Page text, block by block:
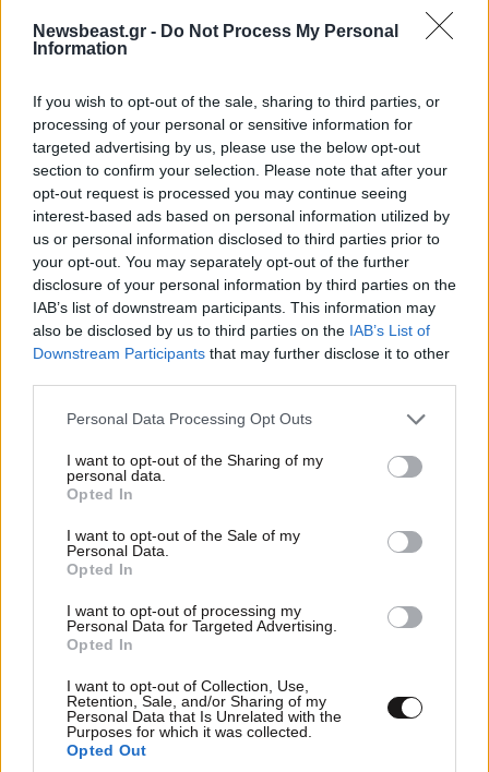
Newsbeast.gr - Do Not Process My Personal
Information
If you wish to opt-out of the sale, sharing to third parties, or
processing of your personal or sensitive information for
targeted advertising by us, please use the below opt-out
section to confirm your selection. Please note that after your
opt-out request is processed you may continue seeing
interest-based ads based on personal information utilized by
us or personal information disclosed to third parties prior to
your opt-out. You may separately opt-out of the further
disclosure of your personal information by third parties on the
IAB’s list of downstream participants. This information may
also be disclosed by us to third parties on the IAB’s List of
Downstream Participants that may further disclose it to other
Please note that this website/app uses one or more Google
not limited to your visit or usage behaviour. You may click to
grant or deny consent to Google and its third-party tags to
use your data for below specified purposes in below Google
consent section.
Personal Data Processing Opt Outs
I want to opt-out of the Sharing of my
personal data.
Opted In
I want to opt-out of the Sale of my
Personal Data.
Opted In
I want to opt-out of processing my
Personal Data for Targeted Advertising.
Opted In
I want to opt-out of Collection, Use,
Retention, Sale, and/or Sharing of my
Personal Data that Is Unrelated with the
Purposes for which it was collected.
Opted Out
TRENDING
07·08·2026 11:26
Βίντεο-ντοκουμέντο από το θανατηφόρο
τροχαίο στις Σέρρες: Η στιγμή που το ΙΧ μπαίνει
στο αντίθετο ρεύμα – Ακαριαία πέθαναν γιος
και μητέρα